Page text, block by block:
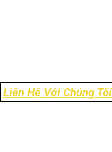
Liên Hệ Với Chúng Tôi